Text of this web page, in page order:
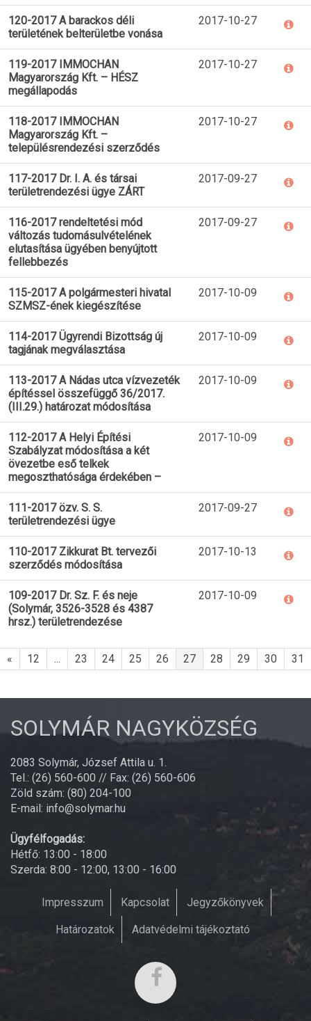
120-2017 A barackos déli
területének belterületbe vonása
2017-10-27
119-2017 IMMOCHAN
Magyarország Kft. – HÉSZ
megállapodás
2017-10-27
118-2017 IMMOCHAN
Magyarország Kft. –
településrendezési szerződés
2017-10-27
117-2017 Dr. I. A. és társai
területrendezési ügye ZÁRT
2017-09-27
116-2017 rendeltetési mód
változás tudomásulvételének
elutasítása ügyében benyújtott
fellebbezés
2017-09-27
115-2017 A polgármesteri hivatal
SZMSZ-ének kiegészítése
2017-10-09
114-2017 Ügyrendi Bizottság új
tagjának megválasztása
2017-10-09
113-2017 A Nádas utca vízvezeték
építéssel összefüggő 36/2017.
(III.29.) határozat módosítása
2017-10-09
112-2017 A Helyi Építési
Szabályzat módosítása a két
övezetbe eső telkek
megoszthatósága érdekében –
2017-10-09
111-2017 özv. S. S.
területrendezési ügye
2017-09-27
110-2017 Zikkurat Bt. tervezői
szerződés módosítása
2017-10-13
109-2017 Dr. Sz. F. és neje
(Solymár, 3526-3528 és 4387
hrsz.) területrendezése
2017-10-09
« 12 ... 23 24 25 26 27 28 29 30 31
SOLYMÁR NAGYKÖZSÉG
2083 Solymár, József Attila u. 1.
Tel.: (26) 560-600 // Fax: (26) 560-606
Zöld szám: (80) 204-100
E-mail: info@solymar.hu
Ügyfélfogadás:
Hétfő: 13:00 - 18:00
Szerda: 8:00 - 12:00, 13:00 - 16:00
Impresszum Kapcsolat Jegyzőkönyvek
Határozatok Adatvédelmi tájékoztató